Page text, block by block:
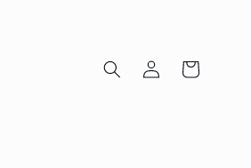
EinloggenWarenkorb